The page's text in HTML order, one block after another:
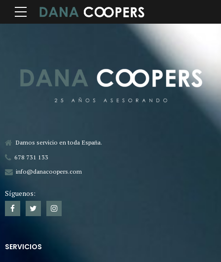
Damos servicio en toda España.
678 731 133
info@danacoopers.com
Síguenos:
SERVICIOS